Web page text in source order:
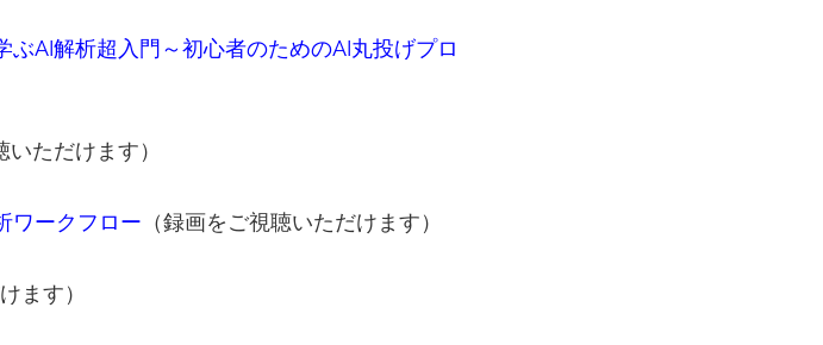
AI解析超入門～初心者のためのAI丸投げプロ
いただけます）
ワークフロー （録画をご視聴いただけます）
ます）